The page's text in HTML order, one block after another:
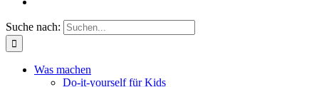
Suche nach:
Was machen
Do-it-yourself für Kids